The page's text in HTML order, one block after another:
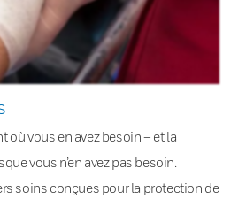
où vous en avez besoin – et la
vous n’en avez pas besoin.
soins conçues pour la protection de